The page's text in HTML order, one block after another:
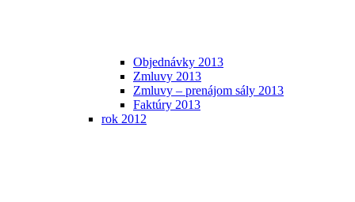
Objednávky 2013
Zmluvy 2013
Zmluvy – prenájom sály 2013
Faktúry 2013
rok 2012